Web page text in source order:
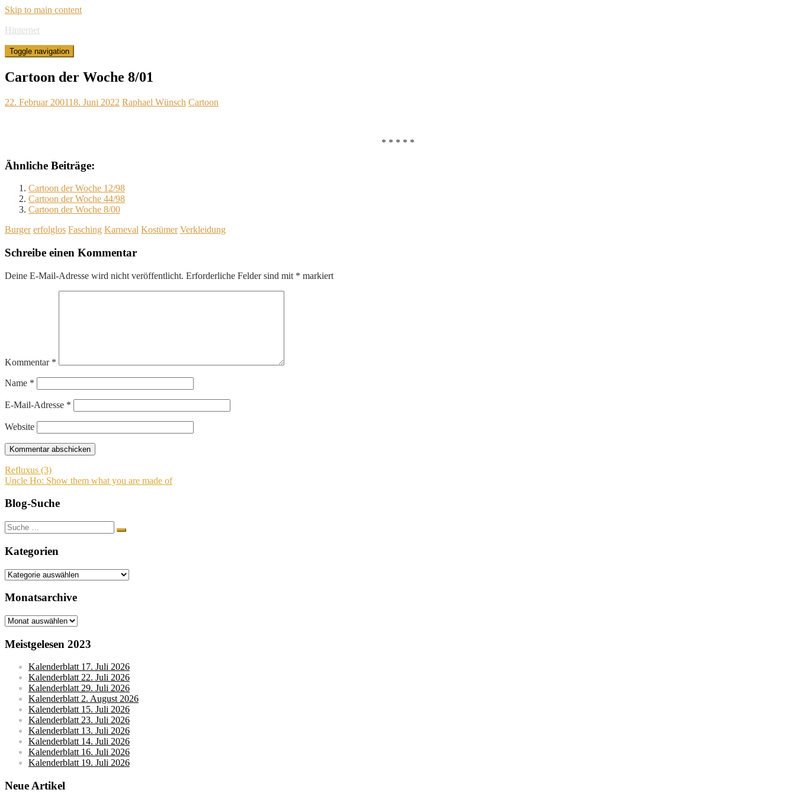
Skip to main content
Hinternet
Toggle navigation
Cartoon der Woche 8/01
22. Februar 200118. Juni 2022 Raphael Wünsch Cartoon
* * * * *
Ähnliche Beiträge:
Cartoon der Woche 12/98
Cartoon der Woche 44/98
Cartoon der Woche 8/00
Burger erfolglos Fasching Karneval Kostümer Verkleidung
Schreibe einen Kommentar
Deine E-Mail-Adresse wird nicht veröffentlicht. Erforderliche Felder sind mit * markiert
Kommentar *
Name *
E-Mail-Adresse *
Website
Beitragsnavigation
Refluxus (3)
Uncle Ho: Show them what you are made of
Blog-Suche
Suche
nach:
Kategorien
Kategorien
Monatsarchive
Monatsarchive
Meistgelesen 2023
Kalenderblatt 17. Juli 2026
Kalenderblatt 22. Juli 2026
Kalenderblatt 29. Juli 2026
Kalenderblatt 2. August 2026
Kalenderblatt 15. Juli 2026
Kalenderblatt 23. Juli 2026
Kalenderblatt 13. Juli 2026
Kalenderblatt 14. Juli 2026
Kalenderblatt 16. Juli 2026
Kalenderblatt 19. Juli 2026
Neue Artikel